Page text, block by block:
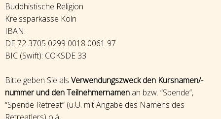
Buddhistische Religion
Kreissparkasse Köln
IBAN:
DE 72 3705 0299 0018 0061 97
BIC (Swift): COKSDE 33
Bitte geben Sie als Verwendungszweck den Kursnamen/-
nummer und den Teilnehmernamen an bzw. “Spende”,
“Spende Retreat” (u.U. mit Angabe des Namens des